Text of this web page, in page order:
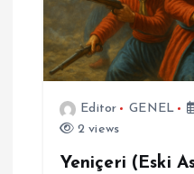
Editor GENEL
2 views
Yeniçeri (Eski